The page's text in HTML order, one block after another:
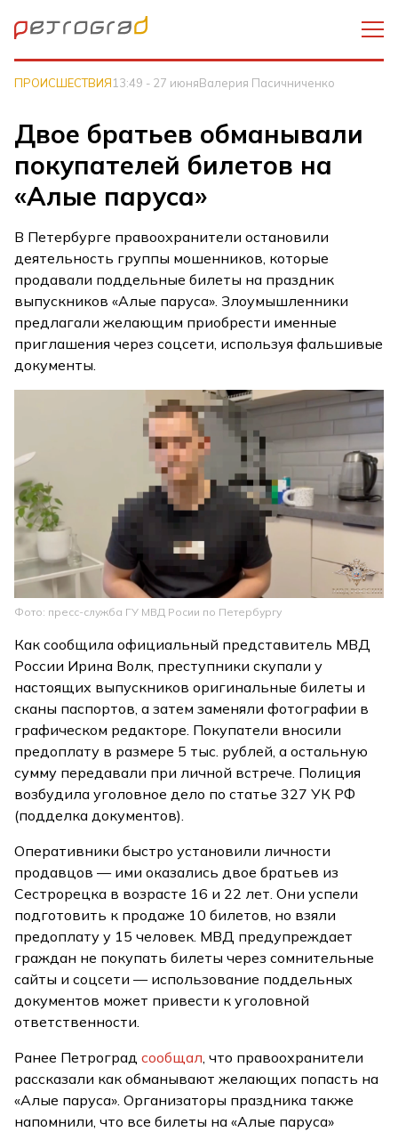
ПРОИСШЕСТВИЯ13:49 - 27 июняВалерия Пасичниченко
Двое братьев обманывали
покупателей билетов на
«Алые паруса»
В Петербурге правоохранители остановили
деятельность группы мошенников, которые
продавали поддельные билеты на праздник
выпускников «Алые паруса». Злоумышленники
предлагали желающим приобрести именные
приглашения через соцсети, используя фальшивые
документы.
Фото: пресс-служба ГУ МВД Росии по Петербургу
Как сообщила официальный представитель МВД
России Ирина Волк, преступники скупали у
настоящих выпускников оригинальные билеты и
сканы паспортов, а затем заменяли фотографии в
графическом редакторе. Покупатели вносили
предоплату в размере 5 тыс. рублей, а остальную
сумму передавали при личной встрече. Полиция
возбудила уголовное дело по статье 327 УК РФ
(подделка документов).
Оперативники быстро установили личности
продавцов — ими оказались двое братьев из
Сестрорецка в возрасте 16 и 22 лет. Они успели
подготовить к продаже 10 билетов, но взяли
предоплату у 15 человек. МВД предупреждает
граждан не покупать билеты через сомнительные
сайты и соцсети — использование поддельных
документов может привести к уголовной
ответственности.
Ранее Петроградсообщал , что правоохранители
рассказали как обманывают желающих попасть на
«Алые паруса». Организаторы праздника также
напомнили, что все билеты на «Алые паруса»